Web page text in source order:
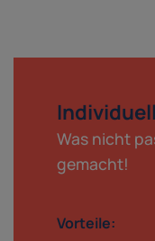
Was nicht
gemacht!
Vorteile: